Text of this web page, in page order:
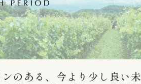
ンのある、今より少し良い未